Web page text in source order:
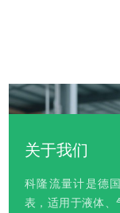
关于我们
科隆流量计是德
表，‌适用于液体、